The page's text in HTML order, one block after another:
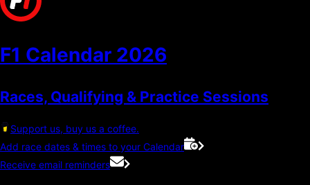
F1 Calendar 2026
Races, Qualifying & Practice Sessions
Support us, buy us a coffee.
Add race dates & times to your Calendar
Receive email reminders